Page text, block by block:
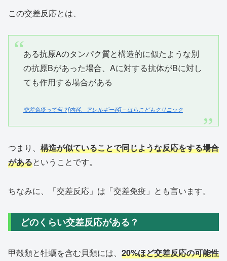
この交差反応とは、
ある抗原Aのタンパク質と構造的に似たような別
の抗原Bがあった場合、Aに対する抗体がBに対し
ても作用する場合がある
交差免疫って何？[内科、アレルギー科] – はらこどもクリニック
つまり、 構造が似ていることで同じような反応をする場合
があるということです。
ちなみに、「交差反応」は「交差免疫」とも言います。
どのくらい交差反応がある？
甲殻類と牡蠣を含む貝類には、 20%ほど交差反応の可能性